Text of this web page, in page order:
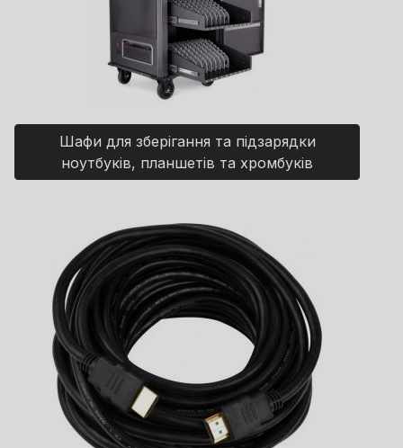
Шафи для зберігання та підзарядки
ноутбуків, планшетів та хромбуків